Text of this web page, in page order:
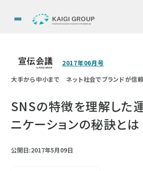
2017年06月号
大手から中小まで ネット社会でブランドが信
SNSの特徴を理解した
ニケーションの秘訣とは
公開日:2017年5月09日